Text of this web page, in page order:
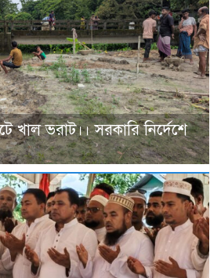
খাল ভরাট।। সরকারি নির্দেশে